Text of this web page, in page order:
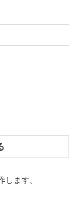
します。